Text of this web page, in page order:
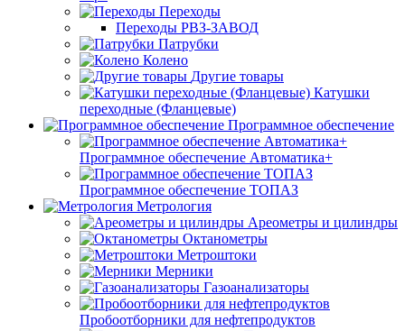
Переходы
Переходы РВЗ-ЗАВОД
Патрубки
Колено
Другие товары
Катушки
переходные (Фланцевые)
Программное обеспечение
Программное обеспечение Автоматика+
Программное обеспечение ТОПАЗ
Метрология
Ареометры и цилиндры
Октанометры
Метроштоки
Мерники
Газоанализаторы
Пробоотборники для нефтепродуктов